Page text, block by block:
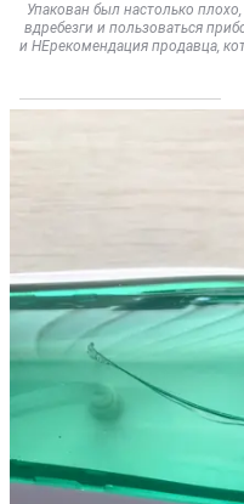
Упакован был настолько
вдребезги и пользоваться
и НЕрекомендация продавца,